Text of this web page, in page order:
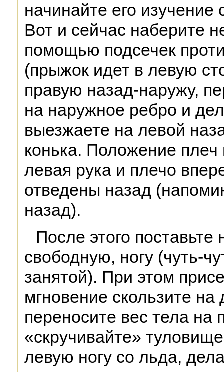
начинайте его изучение
Вот и сейчас наберите
помощью подсечек
(прыжок идет в левую
правую назад-наружу,
на наружное ребро и
выезжаете на левой
конька. Положение плеч
левая рука и плечо
отведены назад
назад).
После этого
свободную, ногу (чуть-
занятой). При этом
мгновение скользите на
переносите вес тела на
«скручивайте»
левую ногу со льда,